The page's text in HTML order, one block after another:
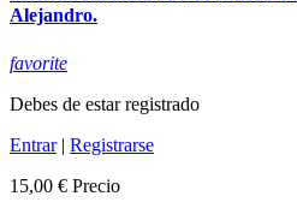
Alejandro.
favorite
Debes de estar registrado
Entrar| Registrarse
15,00 € Precio